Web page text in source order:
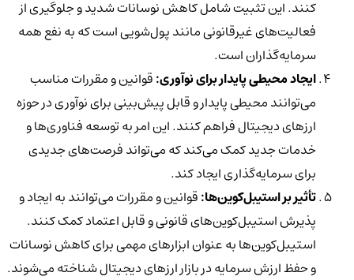
کنند. این تثبیت شامل کاهش نوسانات شدید و جلوگیری از
فعالیت‌های غیرقانونی مانند پول‌شویی است که به نفع همه
سرمایه‌گذاران است.
ایجاد محیطی پایدار برای نوآوری:قوانین و مقررات مناسب
می‌توانند محیطی پایدار و قابل پیش‌بینی برای نوآوری در حوزه
ارزهای دیجیتال فراهم کنند. این امر به توسعه فناوری‌ها و
خدمات جدید کمک می‌کند که می‌تواند فرصت‌های جدیدی
برای سرمایه‌گذاری ایجاد کند.
تأثیر بر استیبل‌کوین‌ها:قوانین و مقررات می‌توانند به ایجاد و
پذیرش استیبل‌کوین‌های قانونی و قابل اعتماد کمک کنند.
استیبل‌کوین‌ها به عنوان ابزارهای مهمی برای کاهش نوسانات
و حفظ ارزش سرمایه در بازار ارزهای دیجیتال شناخته می‌شوند.